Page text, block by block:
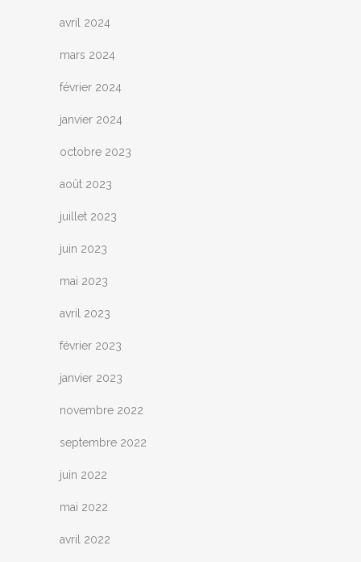
avril 2024
mars 2024
février 2024
janvier 2024
octobre 2023
août 2023
juillet 2023
juin 2023
mai 2023
avril 2023
février 2023
janvier 2023
novembre 2022
septembre 2022
juin 2022
mai 2022
avril 2022